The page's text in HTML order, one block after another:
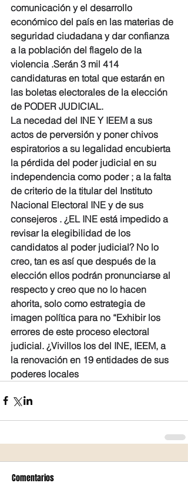
comunicación y el desarrollo
económico del país en las materias de
seguridad ciudadana y dar confianza
a la población del flagelo de la
violencia .Serán 3 mil 414
candidaturas en total que estarán en
las boletas electorales de la elección
de PODER JUDICIAL.
La necedad del INE Y IEEM a sus
actos de perversión y poner chivos
espiratorios a su legalidad encubierta
la pérdida del poder judicial en su
independencia como poder ; a la falta
de criterio de la titular del Instituto
Nacional Electoral INE y de sus
consejeros . ¿EL INE está impedido a
revisar la elegibilidad de los
candidatos al poder judicial? No lo
creo, tan es así que después de la
elección ellos podrán pronunciarse al
respecto y creo que no lo hacen
ahorita, solo como estrategia de
imagen política para no “Exhibir los
errores de este proceso electoral
judicial. ¿Vivillos los del INE, IEEM, a
la renovación en 19 entidades de sus
poderes locales
Comentarios